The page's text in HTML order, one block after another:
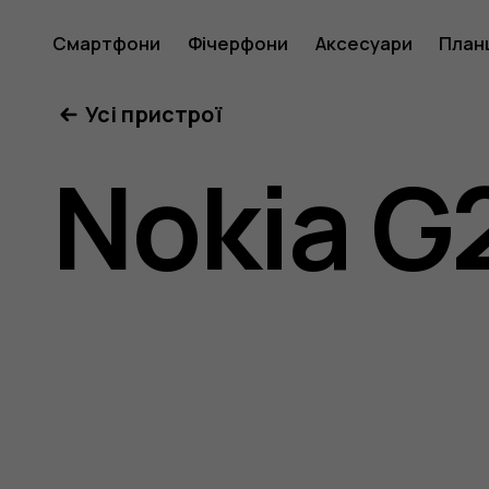
Nokia
Смартфони Фічерфони Аксесуари
Усі пристрої
Nokia